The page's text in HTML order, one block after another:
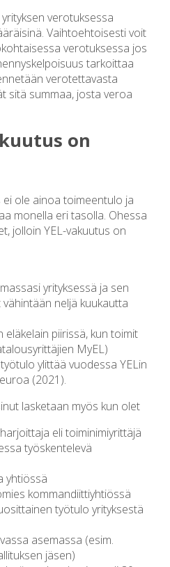
verotuksessa
Vaihtoehtoisesti voit
verotuksessa jos
tarkoittaa
verotettavasta
sitä summaa, josta veroa
on
ei ole ainoa toimeentulo ja
monella eri tasolla. Ohessa
jolloin YEL-vakuutus on
yrityksessä ja sen
neljä kuukautta
eläkelain piirissä, kun toimit
MyEL)
ylittää vuodessa YELin
(2021).
lasketaan myös kun olet
eli toiminimiyrittäjä
työskentelevä
yhtiössä
kommandiittiyhtiössä
työtulo yrityksestä
asemassa (esim.
jäsen)